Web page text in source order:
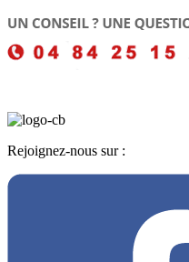
Rejoignez-nous sur :